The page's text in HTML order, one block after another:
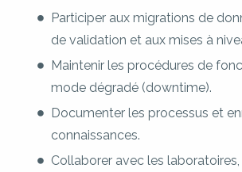
Participer aux migrations de
de validation et aux mises à
Maintenir les procédures de
mode dégradé (downtime).
Documenter les processus et
connaissances.
Collaborer avec les